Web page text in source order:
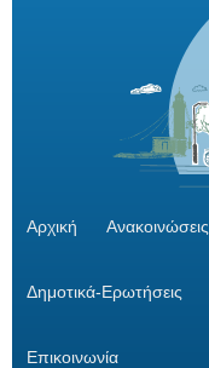
Αρχική Ανακοινώσεις
Δημοτικά-Ερωτήσεις
Επικοινωνία